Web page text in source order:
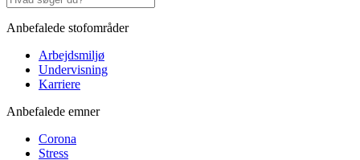
Anbefalede stofområder
Arbejdsmiljø
Undervisning
Karriere
Anbefalede emner
Corona
Stress